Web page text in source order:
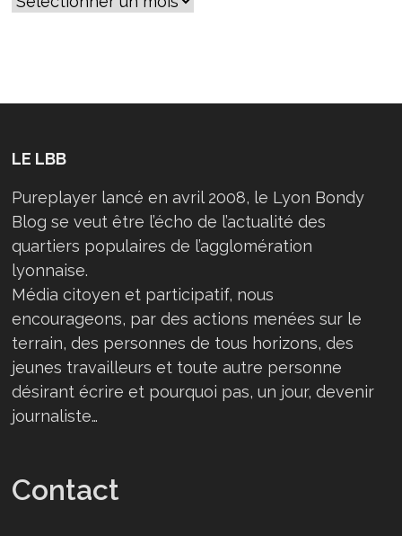
LE LBB
Pureplayer lancé en avril 2008, le Lyon Bondy
Blog se veut être l’écho de l’actualité des
quartiers populaires de l’agglomération
lyonnaise.
Média citoyen et participatif, nous
encourageons, par des actions menées sur le
terrain, des personnes de tous horizons, des
jeunes travailleurs et toute autre personne
désirant écrire et pourquoi pas, un jour, devenir
journaliste…
Contact